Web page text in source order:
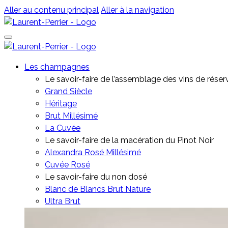
Aller au contenu principal Aller à la navigation
Les champagnes
Le savoir-faire de l’assemblage des vins de
Grand Siècle
Héritage
Brut Millésimé
La Cuvée
Le savoir-faire de la macération du Pinot Noir
Alexandra Rosé Millésimé
Cuvée Rosé
⁠Le savoir-faire du non dosé
Blanc de Blancs Brut Nature
Ultra Brut